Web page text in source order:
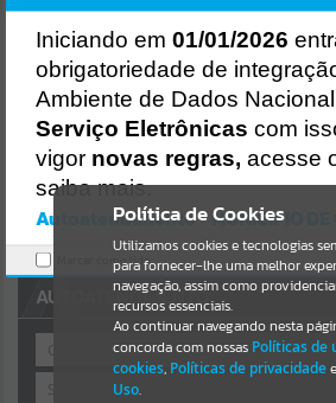
Resultados para""
Portais
Por favor, aguarde...
NOTÍCIAS
Por favor, aguarde...
AUTOATENDIMENTO
Política de Cookies
Utilizamos cookies e tecnologias
para fornecer-lhe uma melhor
navegação, assim como
recursos essenciais.
Ao continuar navegando nesta
concorda com nossas Políticas de
cookies, Políticas de privacidadee
Uso.
Iniciando em 01/01/2026
obrigatoriedade de
Ambiente de Dados
Serviço Eletrônicas com
vigor novas regras, acesse
saiba mais.
Autoatendimento - MUNICIPIO DE
Marcar como lido.
SISTEMA
Gerenciamento do Sistema
CÓDIGO
Ocorreu um erro de script:
Uncaught SyntaxError: Unexpected token '('
https://guaraciaba.atende.net/https:/
pagina/licitacao-inexigibilidade-24-13-il8-
13fms/static/bundle/
Verificar Mais Detalhes
OK